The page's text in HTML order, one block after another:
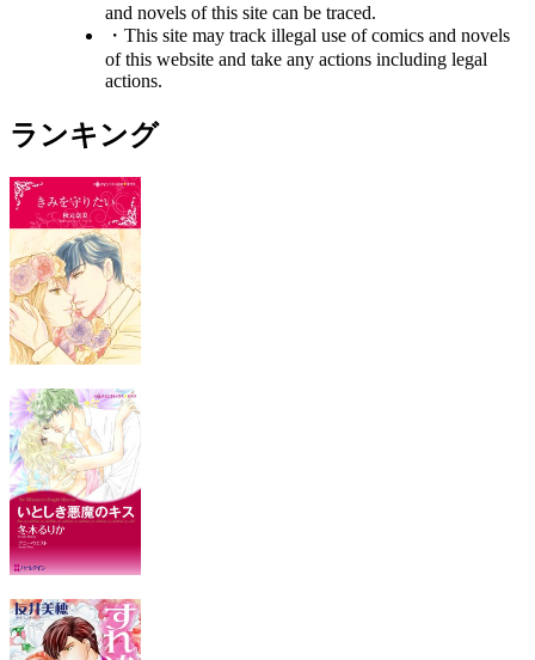
and novels of this site can be traced.
・This site may track illegal use of comics and novels
of this website and take any actions including legal
actions.
ランキング